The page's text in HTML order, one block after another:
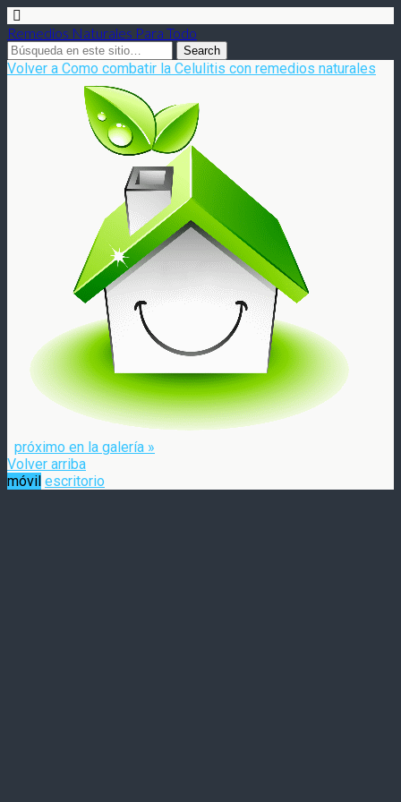
Remedios Naturales Para Todo
Volver a Como combatir la Celulitis con remedios naturales
próximo en la galería »
Volver arriba
móvil escritorio